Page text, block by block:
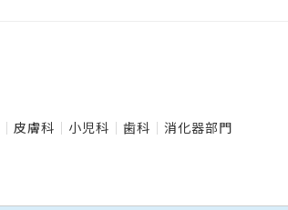
皮膚科 小児科 歯科 消化器部門